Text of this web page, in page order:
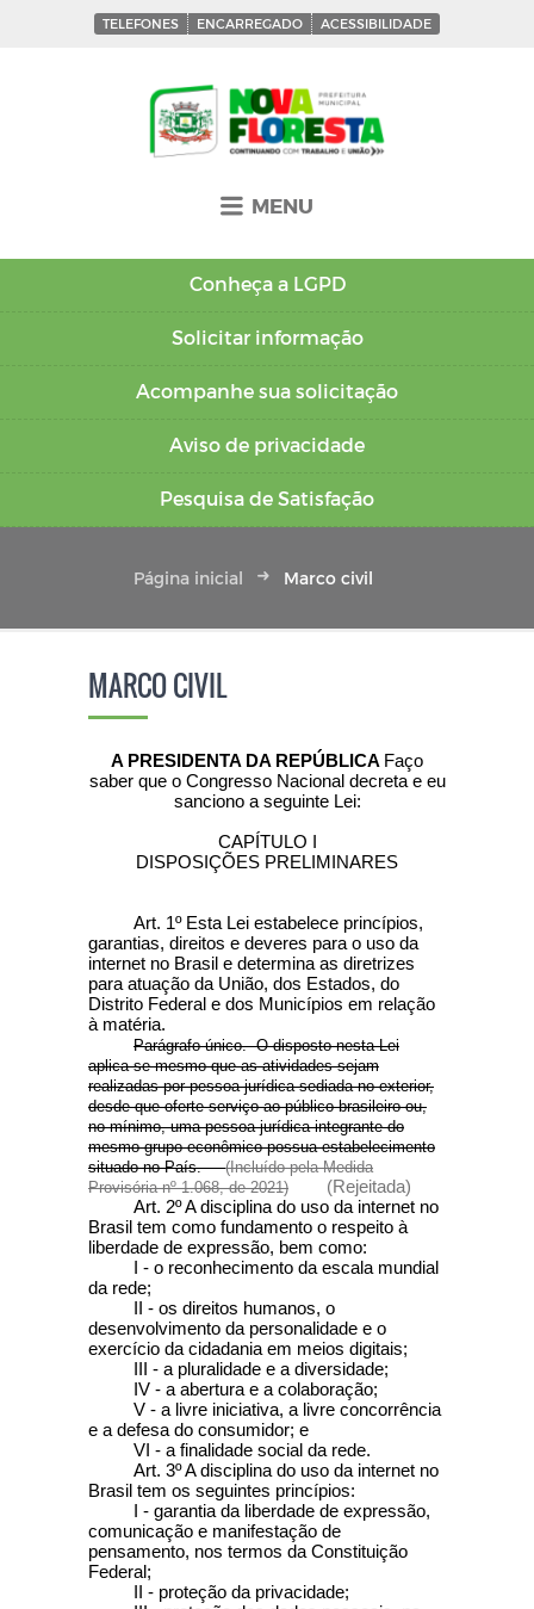
TELEFONES ENCARREGADO ACESSIBILIDADE
MENU
Conheça a LGPD
Solicitar informação
Acompanhe sua solicitação
Aviso de privacidade
Pesquisa de Satisfação
Página inicial Marco civil
MARCO CIVIL
A PRESIDENTA DA REPÚBLICA Faço
saber que o Congresso Nacional decreta e eu
sanciono a seguinte Lei:
CAPÍTULO I
DISPOSIÇÕES PRELIMINARES
Art. 1º Esta Lei estabelece princípios,
garantias, direitos e deveres para o uso da
internet no Brasil e determina as diretrizes
para atuação da União, dos Estados, do
Distrito Federal e dos Municípios em relação
à matéria.
Parágrafo único. O disposto nesta Lei
aplica-se mesmo que as atividades sejam
realizadas por pessoa jurídica sediada no exterior,
desde que oferte serviço ao público brasileiro ou,
no mínimo, uma pessoa jurídica integrante do
mesmo grupo econômico possua estabelecimento
situado no País.(Incluído pela Medida
Provisória nº 1.068, de 2021)
(Rejeitada)
Art. 2º A disciplina do uso da internet no
Brasil tem como fundamento o respeito à
liberdade de expressão, bem como:
I - o reconhecimento da escala mundial
da rede;
II - os direitos humanos, o
desenvolvimento da personalidade e o
exercício da cidadania em meios digitais;
III - a pluralidade e a diversidade;
IV - a abertura e a colaboração;
V - a livre iniciativa, a livre concorrência
e a defesa do consumidor; e
VI - a finalidade social da rede.
Art. 3ºA disciplina do uso da internet no
Brasil tem os seguintes princípios:
I - garantia da liberdade de expressão,
comunicação e manifestação de
pensamento, nos termos da Constituição
Federal;
II - proteção da privacidade;